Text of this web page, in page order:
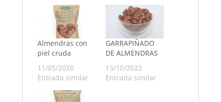
Almendras con
piel cruda
11/05/2020
Entrada similar
GARRAPIÑADO
DE ALMENDRAS
13/10/2022
Entrada similar